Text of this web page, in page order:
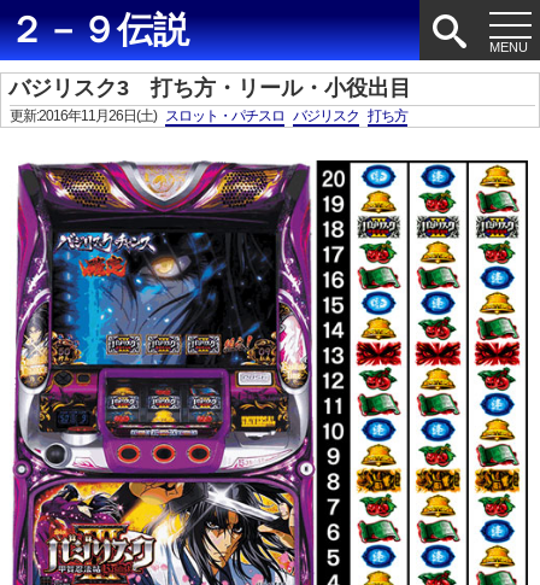
２－９伝説
バジリスク3 打ち方・リール・小役出目
更新:2016年11月26日(土) スロット・パチスロ バジリスク 打ち方